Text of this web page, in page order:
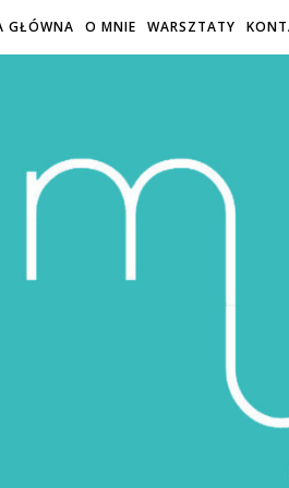
GŁÓWNA O MNIE WARSZTATY